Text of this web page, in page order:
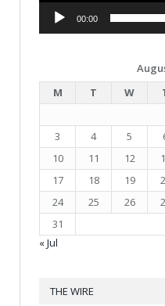
00:00
M
T W
3
4 5
10
11 12
17
18 19
24
25 26
31
« Jul
THE WIRE